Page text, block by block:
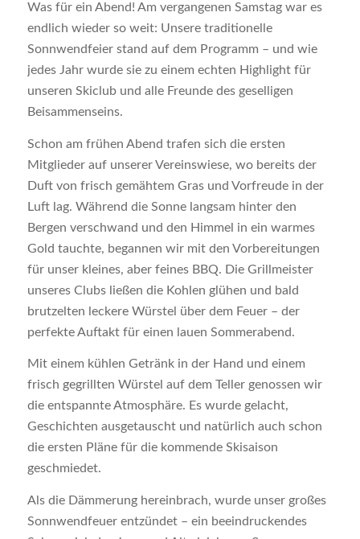
Was für ein Abend! Am vergangenen Samstag war es
endlich wieder so weit: Unsere traditionelle
Sonnwendfeier stand auf dem Programm – und wie
jedes Jahr wurde sie zu einem echten Highlight für
unseren Skiclub und alle Freunde des geselligen
Beisammenseins.
Schon am frühen Abend trafen sich die ersten
Mitglieder auf unserer Vereinswiese, wo bereits der
Duft von frisch gemähtem Gras und Vorfreude in der
Luft lag. Während die Sonne langsam hinter den
Bergen verschwand und den Himmel in ein warmes
Gold tauchte, begannen wir mit den Vorbereitungen
für unser kleines, aber feines BBQ. Die Grillmeister
unseres Clubs ließen die Kohlen glühen und bald
brutzelten leckere Würstel über dem Feuer – der
perfekte Auftakt für einen lauen Sommerabend.
Mit einem kühlen Getränk in der Hand und einem
frisch gegrillten Würstel auf dem Teller genossen wir
die entspannte Atmosphäre. Es wurde gelacht,
Geschichten ausgetauscht und natürlich auch schon
die ersten Pläne für die kommende Skisaison
geschmiedet.
Als die Dämmerung hereinbrach, wurde unser großes
Sonnwendfeuer entzündet – ein beeindruckendes